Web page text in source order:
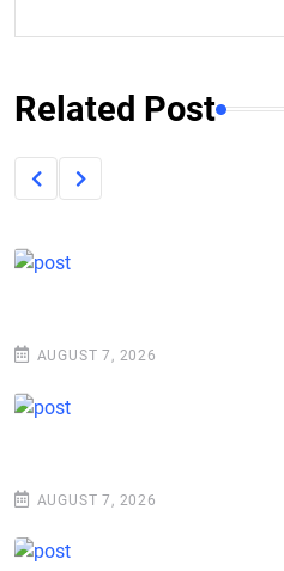
Related Post
AUGUST 7, 2026
AUGUST 7, 2026